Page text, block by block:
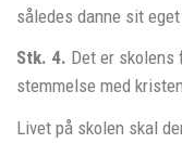
således danne sit
Stk. 4. Det er
stem­mel­se med
Livet på skolen skal